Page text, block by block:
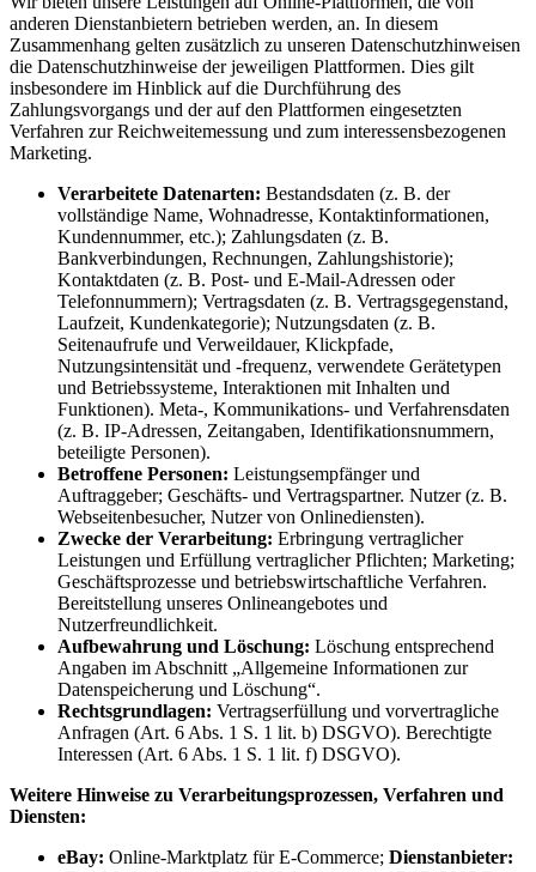
anderen Dienstanbietern betrieben werden, an. In diesem
Zusammenhang gelten zusätzlich zu unseren Datenschutzhinweisen
die Datenschutzhinweise der jeweiligen Plattformen. Dies gilt
insbesondere im Hinblick auf die Durchführung des
Zahlungsvorgangs und der auf den Plattformen eingesetzten
Verfahren zur Reichweitemessung und zum interessensbezogenen
Marketing.
Verarbeitete Datenarten: Bestandsdaten (z. B. der
vollständige Name, Wohnadresse, Kontaktinformationen,
Kundennummer, etc.); Zahlungsdaten (z. B.
Bankverbindungen, Rechnungen, Zahlungshistorie);
Kontaktdaten (z. B. Post- und E-Mail-Adressen oder
Telefonnummern); Vertragsdaten (z. B. Vertragsgegenstand,
Laufzeit, Kundenkategorie); Nutzungsdaten (z. B.
Seitenaufrufe und Verweildauer, Klickpfade,
Nutzungsintensität und -frequenz, verwendete Gerätetypen
und Betriebssysteme, Interaktionen mit Inhalten und
Funktionen). Meta-, Kommunikations- und Verfahrensdaten
(z. B. IP-Adressen, Zeitangaben, Identifikationsnummern,
beteiligte Personen).
Betroffene Personen: Leistungsempfänger und
Auftraggeber; Geschäfts- und Vertragspartner. Nutzer (z. B.
Webseitenbesucher, Nutzer von Onlinediensten).
Zwecke der Verarbeitung: Erbringung vertraglicher
Leistungen und Erfüllung vertraglicher Pflichten; Marketing;
Geschäftsprozesse und betriebswirtschaftliche Verfahren.
Bereitstellung unseres Onlineangebotes und
Nutzerfreundlichkeit.
Aufbewahrung und Löschung: Löschung entsprechend
Angaben im Abschnitt „Allgemeine Informationen zur
Datenspeicherung und Löschung“.
Rechtsgrundlagen: Vertragserfüllung und vorvertragliche
Anfragen (Art. 6 Abs. 1 S. 1 lit. b) DSGVO). Berechtigte
Interessen (Art. 6 Abs. 1 S. 1 lit. f) DSGVO).
Weitere Hinweise zu Verarbeitungsprozessen, Verfahren und
Diensten:
eBay: Online-Marktplatz für E-Commerce; Dienstanbieter: